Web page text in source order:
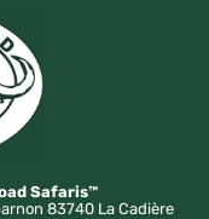
Safaris™
83740 La Cadière